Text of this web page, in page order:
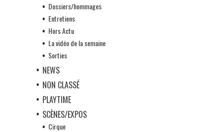
Dossiers/hommages
Entretiens
Hors Actu
La vidéo de la semaine
Sorties
NEWS
NON CLASSÉ
PLAYTIME
SCÈNES/EXPOS
Cirque